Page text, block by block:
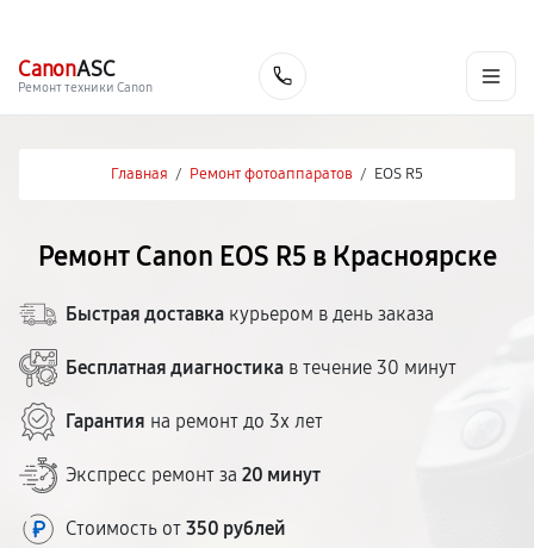
CanonASC
Ремонт техники Canon
Главная / Ремонт фотоаппаратов / EOS R5
Ремонт Canon EOS R5 в Красноярске
Быстрая доставка курьером в день заказа
Бесплатная диагностика в течение 30 минут
Гарантия на ремонт до 3х лет
Экспресс ремонт за 20 минут
Стоимость от 350 рублей